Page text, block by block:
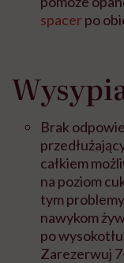
spacerpo
Brak
całkiem
na poziom
tym
nawykom
po
Zarezerwuj